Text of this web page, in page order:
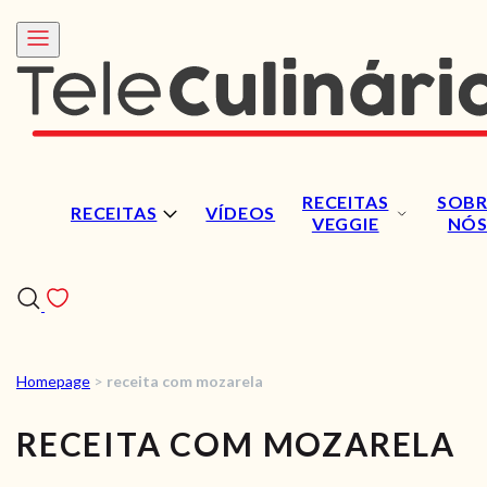
RECEITAS VÍDEOS
RECEITAS
VEGGIE
NÓS
RECEITAS
VÍDEOS
Homepage > receita com mozarela
RECEITA COM MOZARELA